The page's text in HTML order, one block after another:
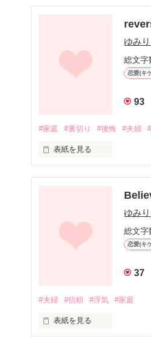
ただそれだけ・・・
ゆみり
総文字
恋愛(キ
93
#家庭 #裏切り #後悔 #夫婦
表紙を見る
これから先も
変わることなんてないと思
ゆみり
総文字
恋愛(キ
37
#夫婦 #信頼 #浮気 #家庭
表紙を見る